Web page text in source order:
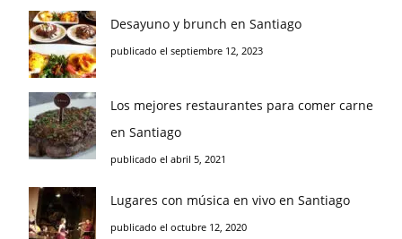
Desayuno y brunch en Santiago
publicado el septiembre 12, 2023
Los mejores restaurantes para comer carne
en Santiago
publicado el abril 5, 2021
Lugares con música en vivo en Santiago
publicado el octubre 12, 2020